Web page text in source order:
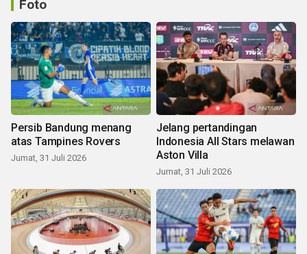
Foto
Persib Bandung menang
atas Tampines Rovers
Jumat, 31 Juli 2026
Jelang pertandingan
Indonesia All Stars melawan
Aston Villa
Jumat, 31 Juli 2026